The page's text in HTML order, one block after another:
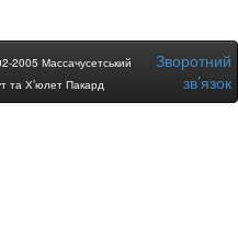
2005 Массачусетський
та Х’юлет Пакард
Зворотний
зв’язок